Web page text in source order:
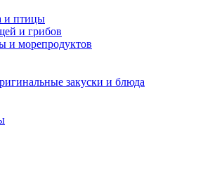
и птицы
и грибов
и морепродуктов
закуски и блюда